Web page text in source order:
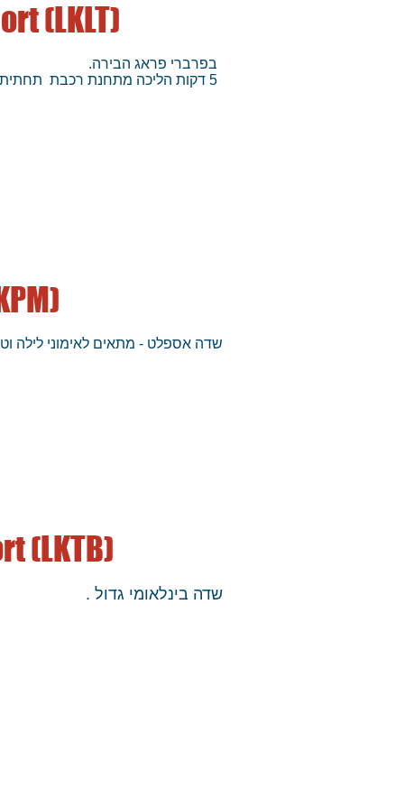
(LKLT)
בפרברי פראג הבירה.
5 דקות הליכה מתחנת רכבת תחתית.
שדה אספלט - מתאים לאימוני לילה
(LKTB)
שדה בינלאומי גדול .